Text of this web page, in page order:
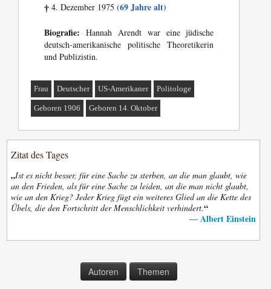
† 4. Dezember 1975(69 Jahre alt)
Biografie: Hannah Arendt war eine jüdische
deutsch-amerikanische politische Theoretikerin
und Publizistin.
Frau Deutscher US-Amerikaner Politologe
Geboren 1906 Geboren 14. Oktober
Zitat des Tages
„Ist es nicht besser, für eine Sache zu sterben, an die man glaubt, wie
an den Frieden, als für eine Sache zu leiden, an die man nicht glaubt,
wie an den Krieg? Jeder Krieg fügt ein weiteres Glied an die Kette des
Übels, die den Fortschritt der Menschlichkeit verhindert.“
— Albert Einstein
Autoren Themen